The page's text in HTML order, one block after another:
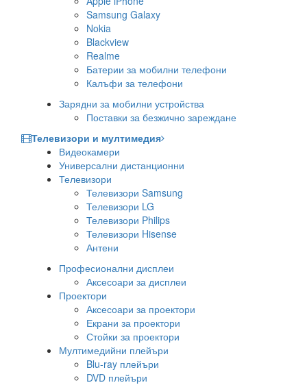
Samsung Galaxy
Nokia
Blackview
Realme
Батерии за мобилни телефони
Калъфи за телефони
Зарядни за мобилни устройства
Поставки за безжично зареждане
Телевизори и мултимедия
Видеокамери
Универсални дистанционни
Телевизори
Телевизори Samsung
Телевизори LG
Телевизори Philips
Телевизори Hisense
Антени
Професионални дисплеи
Аксесоари за дисплеи
Проектори
Аксесоари за проектори
Екрани за проектори
Стойки за проектори
Мултимедийни плейъри
Blu-ray плейъри
DVD плейъри